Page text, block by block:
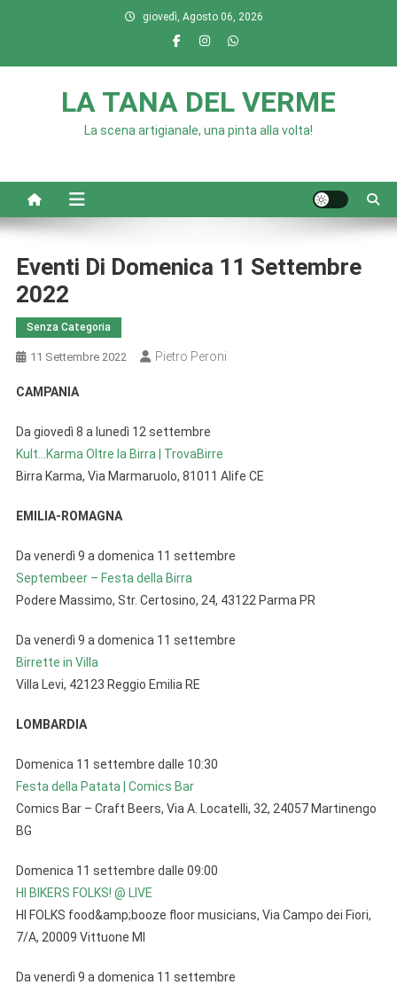
giovedì, Agosto 06, 2026
LA TANA DEL VERME
La scena artigianale, una pinta alla volta!
Eventi Di Domenica 11 Settembre
2022
Senza Categoria
11 Settembre 2022 Pietro Peroni
CAMPANIA
Da giovedì 8 a lunedì 12 settembre
Kult…Karma Oltre la Birra | TrovaBirre
Birra Karma, Via Marmaruolo, 81011 Alife CE
EMILIA-ROMAGNA
Da venerdì 9 a domenica 11 settembre
Septembeer – Festa della Birra
Podere Massimo, Str. Certosino, 24, 43122 Parma PR
Da venerdì 9 a domenica 11 settembre
Birrette in Villa
Villa Levi, 42123 Reggio Emilia RE
LOMBARDIA
Domenica 11 settembre dalle 10:30
Festa della Patata | Comics Bar
Comics Bar – Craft Beers, Via A. Locatelli, 32, 24057 Martinengo
BG
Domenica 11 settembre dalle 09:00
HI BIKERS FOLKS! @ LIVE
HI FOLKS food&amp;booze floor musicians, Via Campo dei Fiori,
7/A, 20009 Vittuone MI
Da venerdì 9 a domenica 11 settembre